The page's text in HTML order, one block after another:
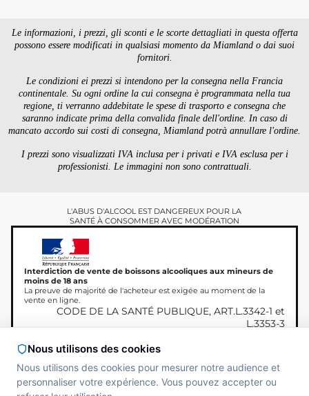
Le informazioni, i prezzi, gli sconti e le scorte dettagliati in questa offerta
possono essere modificati in qualsiasi momento da Miamland o dai suoi
fornitori.
Le condizioni ei prezzi si intendono per la consegna nella Francia
continentale. Su ogni ordine la cui consegna è programmata nella tua
regione, ti verranno addebitate le spese di trasporto e consegna che
saranno indicate prima della convalida finale dell'ordine. In caso di
mancato accordo sui costi di consegna, Miamland potrà annullare l'ordine.
I prezzi sono visualizzati IVA inclusa per i privati ​​e IVA esclusa per i
professionisti. Le immagini non sono contrattuali.
L'ABUS D'ALCOOL EST DANGEREUX POUR LA
SANTÉ À CONSOMMER AVEC MODÉRATION
Interdiction de vente de boissons alcooliques aux mineurs de
moins de 18 ans
La preuve de majorité de l'acheteur est exigée au moment de la
vente en ligne.
CODE DE LA SANTÉ PUBLIQUE, ART.L.3342-1 et
L.3353-3
Copyright © 2026
Miamland, Tutti i diritti
Site réalisé parMAADAM
Nous utilisons des cookies
Nous utilisons des cookies pour mesurer notre audience et
personnaliser votre expérience. Vous pouvez accepter ou